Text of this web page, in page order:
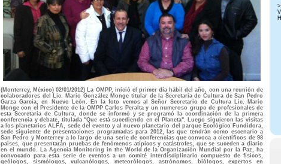
(Monterrey, México) 02/01/2012) La OMPP, inició el primer día hábil del año, con una reunión de
colaboradores del Lic. Mario González Monge titular de la Secretaria de Cultura de San Pedro
Garza García, en Nuevo León. En la foto vemos al Señor Secretario de Cultura Lic. Mario
Monge con el Presidente de la OMPP Carlos Peralta y un numeroso grupo de profesionales de
esta Secretaria de Cultura, donde se informó y se programó la coordinación de la primera
conferencia y debate, titulada "Que está sucediendo en el Planeta". Luego siguieron las visitas
a los planetarios ALFA, sede del evento y al nuevo planetario del parque Ecológico Fundidora,
sede siguiente de presentaciones programadas para 2012, las que tendrán como escenario a
San Pedro y Monterrey a lo largo de una serie de conferencias que convoca a científicos de 98
países, que presentarán pruebas de fenómenos atípicos y catástrofes, que se suceden a diario
en el mundo. La Agencia Monitoring in the World de la Organización Mundial por la Paz, ha
convocado para esta serie de eventos a un comité interdisciplinario compuesto de físicos,
geólogos, sismólogos, vulcanólogos, meteorólogos, astrónomos, biólogos, expertos en